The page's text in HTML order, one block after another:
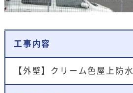
工事内容
【外壁】クリーム色屋上防水